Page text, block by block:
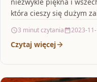
niezwykle piękna i
która cieszy się dużym
3 minut czytania 2023-
Czytaj więcej